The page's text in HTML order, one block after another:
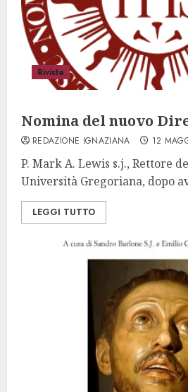
Rivista
Nomina del nuovo
REDAZIONE IGNAZIANA 12
P. Mark A. Lewis s.j., Rettore
Università Gregoriana, dopo
LEGGI TUTTO